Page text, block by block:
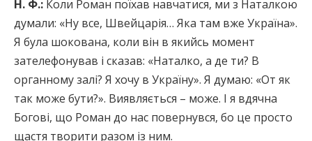
Н. Ф.: Коли Роман поїхав навчатися, ми з Наталкою
думали: «Ну все, Швейцарія… Яка там вже Україна».
Я була шокована, коли він в якийсь момент
зателефонував і сказав: «Наталко, а де ти? В
органному залі? Я хочу в Україну». Я думаю: «От як
так може бути?». Виявляється – може. І я вдячна
Богові, що Роман до нас повернувся, бо це просто
щастя творити разом із ним.